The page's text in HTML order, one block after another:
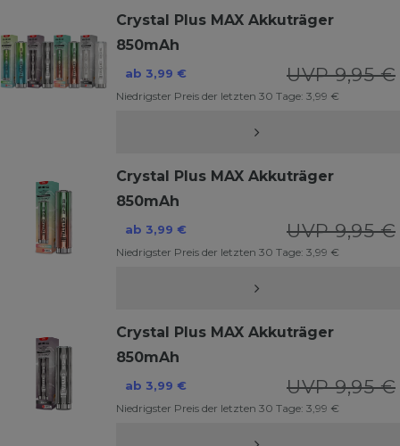
Crystal Plus MAX Akkuträger
850mAh
UVP 9,95 €
ab 3,99 €
Niedrigster Preis der letzten 30 Tage: 3,99 €
Crystal Plus MAX Akkuträger
850mAh
UVP 9,95 €
ab 3,99 €
Niedrigster Preis der letzten 30 Tage: 3,99 €
Crystal Plus MAX Akkuträger
850mAh
UVP 9,95 €
ab 3,99 €
Niedrigster Preis der letzten 30 Tage: 3,99 €